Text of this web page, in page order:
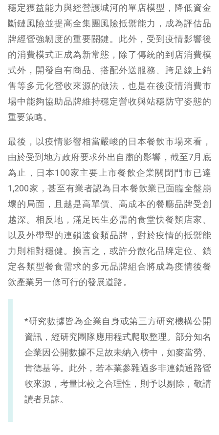
穩定獲益能力與經營護城河的單店模型，降低資金
斷鏈風險並提高全集團風險抵禦能力，成為評估品
牌經營強韌度的重要關鍵。此外，受到疫情影響後
的消費模式正成為新常態，除了傳統的到店消費模
式外，開發自有商品、搭配外送服務、跨足線上銷
售等多元化營收來源的做法，也是在後疫情消費市
場中能夠協助品牌維持穩定營收與站穩防守姿態的
重要策略。
最後，以疫情影響相當嚴峻的日本餐飲市場來看，
由於受到地方政府要求外出自肅的影響，截至7月底
為止，日本100家主要上市餐飲企業關閉門市已達
1,200家，甚至有業者認為日本餐飲業已面臨全盤崩
壞的局面，且越是高單價、高成本的餐廳品牌受創
越深。相反地，滿足民生必需的食堂快餐類店家、
以及外帶型的連鎖速食類品牌，對於疫情的抵禦能
力則相對穩健。換言之，或許分散化品牌定位、鎖
定各類型餐食需求的多元品牌組合將成為疫情後餐
飲產業另一條可行的發展道路。
*研究數據皆為企業自身或第三方研究機構公開
資訊，經研究團隊應用程式爬取整理。部分知名
企業因公開數據不足故未納入榜中，如麥當勞、
肯德基等。此外，若本業參雜過多非連鎖通路營
收來源，考量比較之合理性，則予以剔除，敬請
讀者見諒。